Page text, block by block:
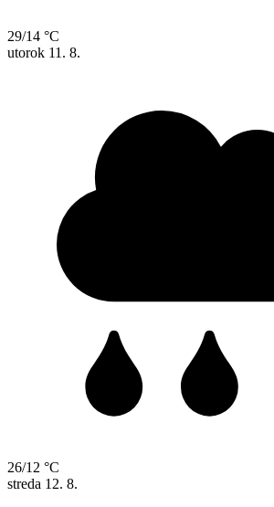
29/14 °C
utorok 11. 8.
26/12 °C
streda 12. 8.